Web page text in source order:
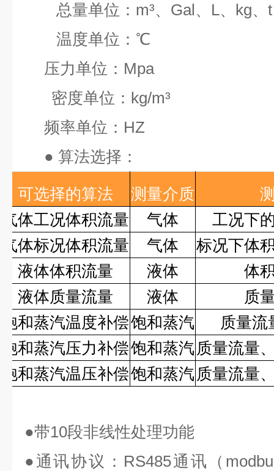
总量单位： m³、 Gal、 L、 kg、 t
温度单位： ℃
压力单位： Mpa
密度单位： kg/m³
频率单位： HZ
● 算法选择：
可选择的算法 测量介质
气体工况体积流量
气体
工况下
气体标况体积流量
气体
标况下体
液体体积流量
液体
体
液体质量流量
液体
质
饱和蒸汽温度补偿饱和蒸汽
质量流
饱和蒸汽压力补偿饱和蒸汽 质量流量
饱和蒸汽温压补偿饱和蒸汽 质量流量
●带10段非线性处理功能
● 通讯协议： RS485通讯（